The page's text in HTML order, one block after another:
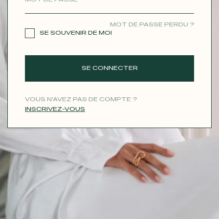
MOT DE PASSE PERDU ?
SE SOUVENIR DE MOI
SE CONNECTER
VOUS N'AVEZ PAS DE COMPTE ?
INSCRIVEZ-VOUS